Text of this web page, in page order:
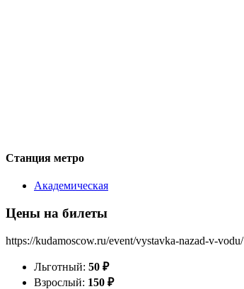
Станция метро
Академическая
Цены на билеты
https://kudamoscow.ru/event/vystavka-nazad-v-vodu/
Льготный: 50 ₽
Взрослый: 150 ₽